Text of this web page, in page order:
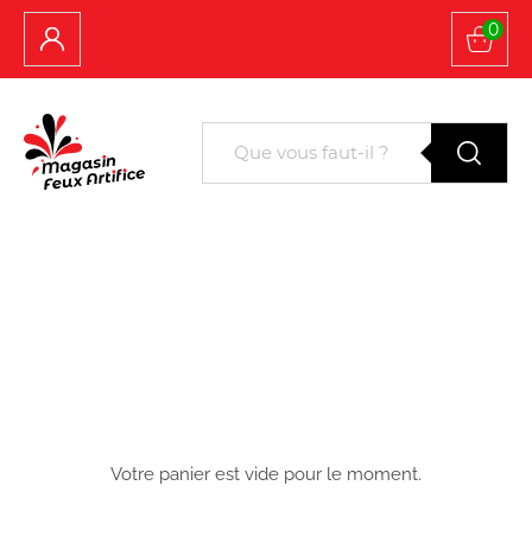
0
Votre panier est vide pour le moment.